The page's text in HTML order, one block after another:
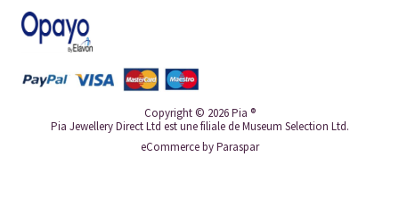
Copyright © 2026 Pia ®
Pia Jewellery Direct Ltd est une filiale de Museum Selection Ltd.
eCommerce byParaspar